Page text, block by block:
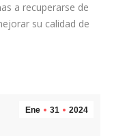
a recuperarse de
su calidad de
Ene 31 2024